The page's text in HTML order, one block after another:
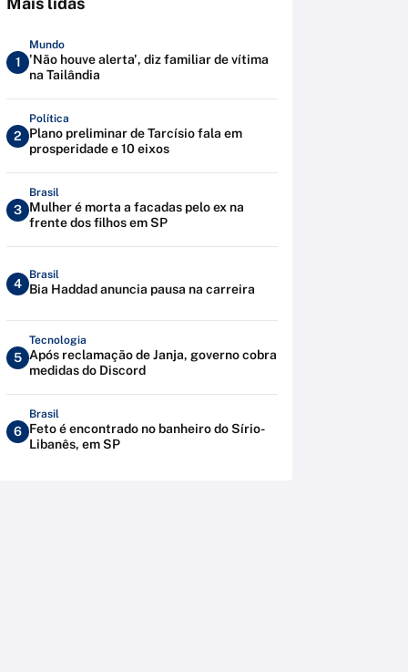
1
Mundo
'Não houve alerta', diz familiar de vítima
na Tailândia
2
Política
Plano preliminar de Tarcísio fala em
prosperidade e 10 eixos
3
Brasil
Mulher é morta a facadas pelo ex na
frente dos filhos em SP
4
Brasil
Bia Haddad anuncia pausa na carreira
5
Tecnologia
Após reclamação de Janja, governo cobra
medidas do Discord
6
Brasil
Feto é encontrado no banheiro do Sírio-
Libanês, em SP